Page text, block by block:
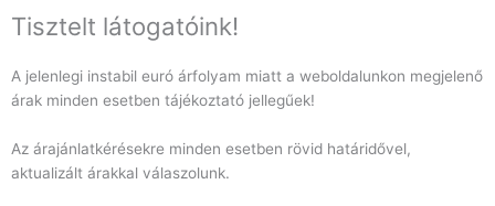
Tisztelt látogatóink!
A jelenlegi instabil euró árfolyam miatt a weboldalunkon megjelenő
árak minden esetben tájékoztató jellegűek!
Az árajánlatkérésekre minden esetben rövid határidővel,
aktualizált árakkal válaszolunk.